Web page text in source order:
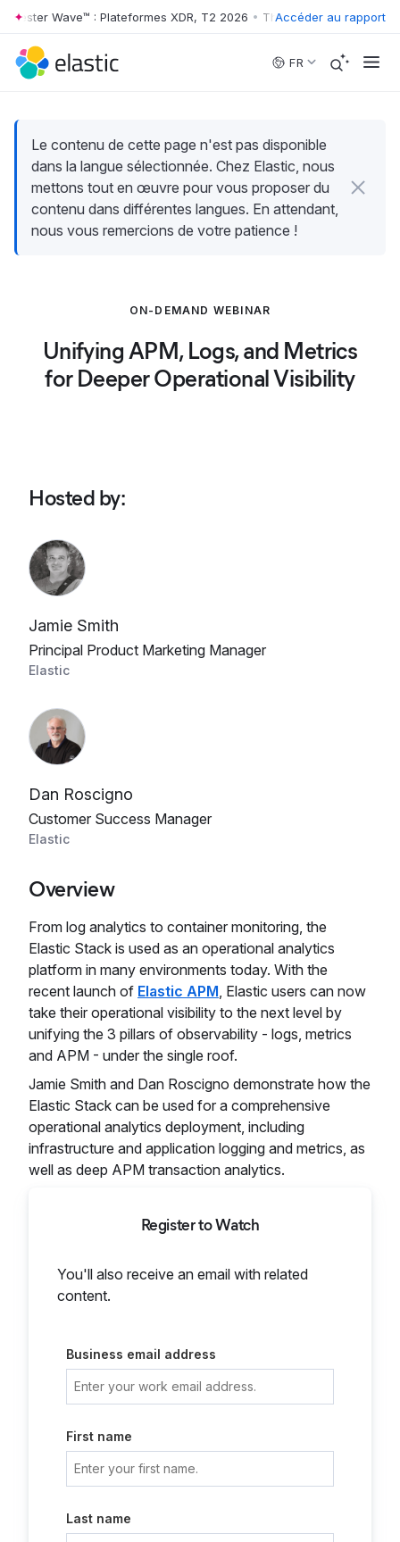
Skip to main content
Wave™ : Plateformes XDR, T2 2026 • The Forrester Wave™ :
Accéder au rapport
FR
Le contenu de cette page n'est pas disponible
dans la langue sélectionnée. Chez Elastic, nous
mettons tout en œuvre pour vous proposer du
contenu dans différentes langues. En attendant,
nous vous remercions de votre patience !
ON-DEMAND WEBINAR
Unifying APM, Logs, and Metrics
for Deeper Operational Visibility
Hosted by:
Jamie Smith
Principal Product Marketing Manager
Elastic
Dan Roscigno
Customer Success Manager
Elastic
Overview
From log analytics to container monitoring, the
Elastic Stack is used as an operational analytics
platform in many environments today. With the
recent launch of Elastic APM, Elastic users can now
take their operational visibility to the next level by
unifying the 3 pillars of observability - logs, metrics
and APM - under the single roof.
Jamie Smith and Dan Roscigno demonstrate how the
Elastic Stack can be used for a comprehensive
operational analytics deployment, including
infrastructure and application logging and metrics, as
well as deep APM transaction analytics.
Register to Watch
You'll also receive an email with related
content.
Business email address
First name
Last name